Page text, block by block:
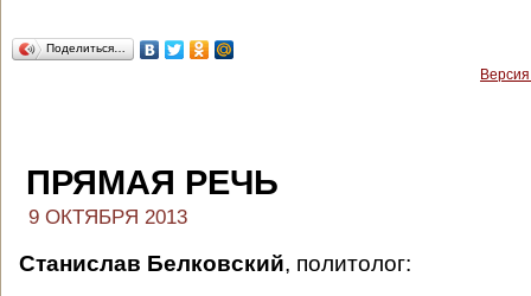
Поделиться…
ПРЯМАЯ РЕЧЬ
9 ОКТЯБРЯ 2013
Станислав Белковский, политолог: